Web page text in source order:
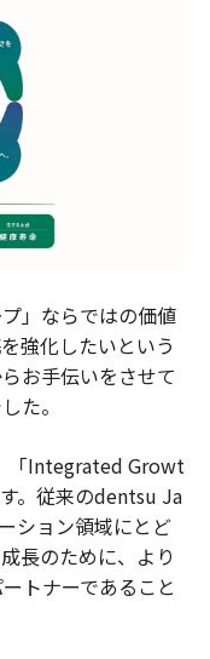
」ならではの価値
強化したいという
お手伝いをさせて
た。
「Integrated Growt
。従来のdentsu Ja
ション領域にとど
長のために、より
トナーであること